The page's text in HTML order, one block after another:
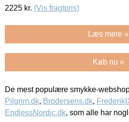
2225 kr. (Vis fragtpris)
Læs mere »
Køb nu »
De mest populære smykke-
Pilgrim.dk, Brodersens.dk,
EndlessNordic.dk, som alle har